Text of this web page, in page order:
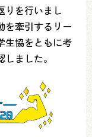
りを行いまし
を牽引するリー
生協をともに考
ました。